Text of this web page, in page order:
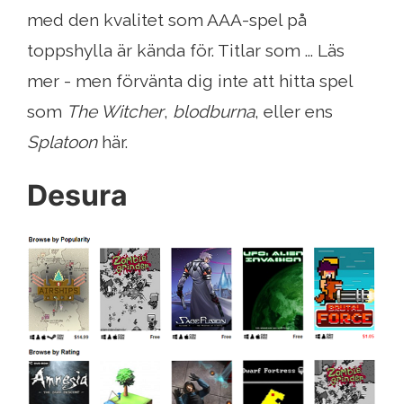
med den kvalitet som AAA-spel på
toppshylla är kända för. Titlar som ... Läs
mer - men förvänta dig inte att hitta spel
som The Witcher, blodburna, eller ens
Splatoonhär.
Desura